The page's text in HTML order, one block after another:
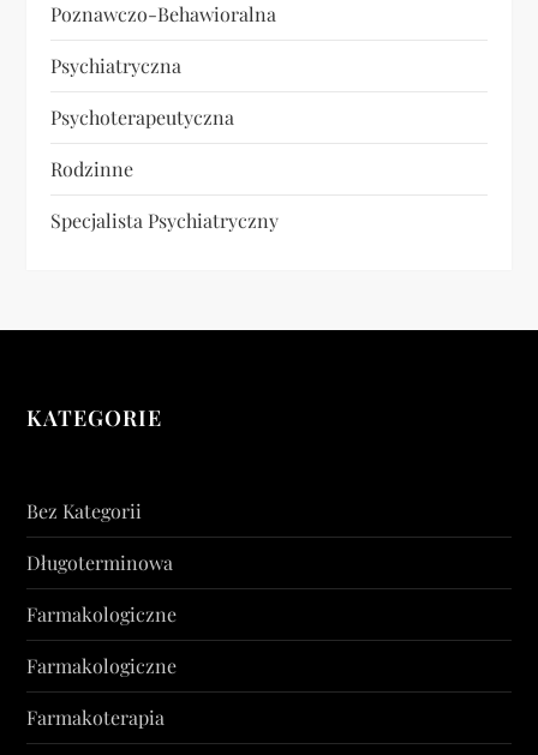
Poznawczo-Behawioralna
Psychiatryczna
Psychoterapeutyczna
Rodzinne
Specjalista Psychiatryczny
KATEGORIE
Bez Kategorii
Długoterminowa
Farmakologiczne
Farmakologiczne
Farmakoterapia